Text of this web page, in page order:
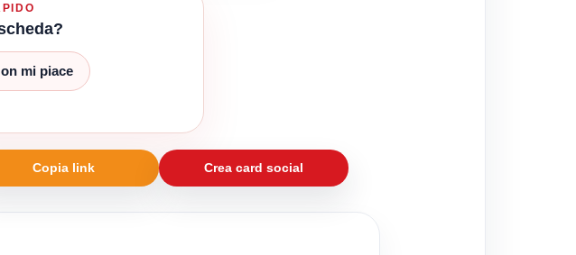
mi piace
Copia link Crea card social